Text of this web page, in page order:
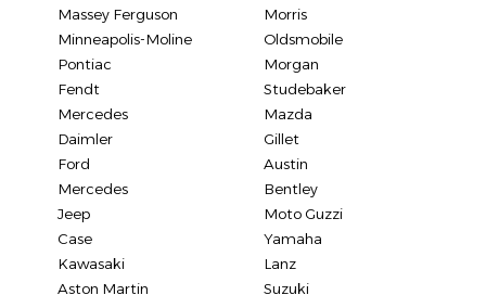
Massey Ferguson
Morris
Minneapolis-Moline
Oldsmobile
Pontiac
Morgan
Fendt
Studebaker
Mercedes
Mazda
Daimler
Gillet
Ford
Austin
Mercedes
Bentley
Jeep
Moto Guzzi
Case
Yamaha
Kawasaki
Lanz
Aston Martin
Suzuki